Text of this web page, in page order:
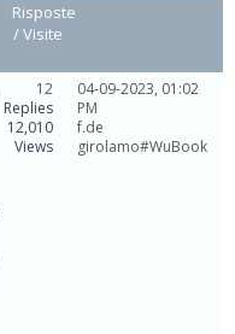
Risposte
/Visite
12
Replies
12,010
Views
04-09-2023, 01:02
PM
f.de
girolamo#WuBook